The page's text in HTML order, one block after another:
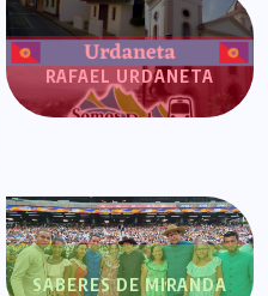
RAFAEL URDANETA
SABERES DE MIRANDA